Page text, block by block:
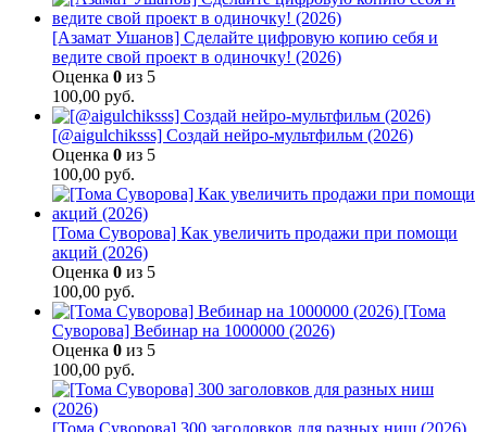
[Азамат Ушанов] Сделайте цифровую копию себя и
ведите свой проект в одиночку! (2026)
Оценка 0 из 5
100,00 руб.
[@aigulchiksss] Создай нейро-мультфильм (2026)
Оценка 0 из 5
100,00 руб.
[Тома Суворова] Как увеличить продажи при помощи
акций (2026)
Оценка 0 из 5
100,00 руб.
[Тома
Суворова] Вебинар на 1000000 (2026)
Оценка 0 из 5
100,00 руб.